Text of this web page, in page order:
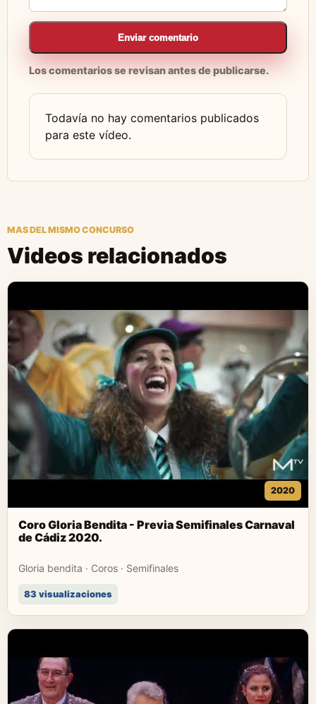
Enviar comentario
Los comentarios se revisan antes de publicarse.
Todavía no hay comentarios publicados
para este vídeo.
MAS DEL MISMO CONCURSO
Videos relacionados
2020
Coro Gloria Bendita - Previa Semifinales Carnaval
de Cádiz 2020.
Gloria bendita · Coros · Semifinales
83 visualizaciones